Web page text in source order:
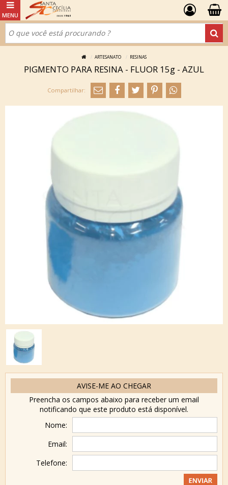
ARTESANATO RESINAS
PIGMENTO PARA RESINA - FLUOR 15g - AZUL
AVISE-ME AO CHEGAR
Preencha os campos abaixo para receber um email
notificando que este produto está disponível.
Nome:
Email:
Telefone: